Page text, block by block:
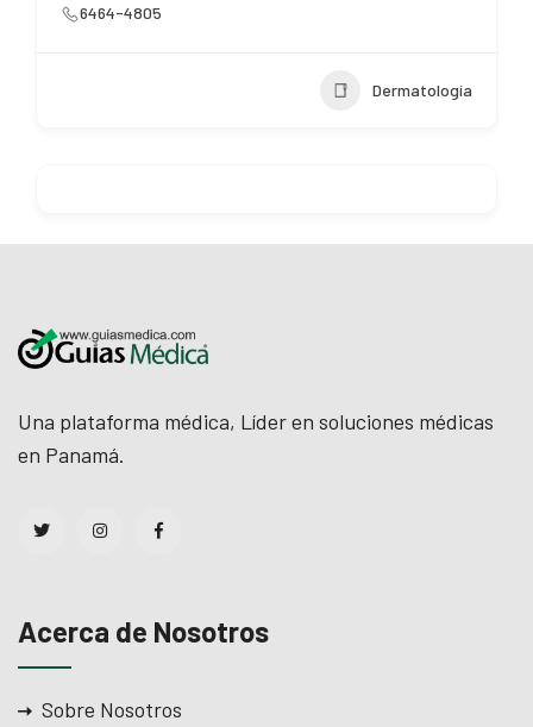
6464-4805
Dermatología
Una plataforma médica, Líder en soluciones médicas
en Panamá.
Acerca de Nosotros
Sobre Nosotros